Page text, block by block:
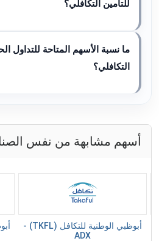
للتأمين التكافلي؟
ما نسبة الأسهم المتاحة للتداول
التكافلي؟
أسهم مشابهة من نفس
أبوظبي الوطنية للتكافل (TKFL) -
ADX